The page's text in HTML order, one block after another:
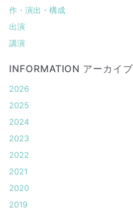
作・演出・構成
出演
講演
INFORMATION アーカイブ
2026
2025
2024
2023
2022
2021
2020
2019